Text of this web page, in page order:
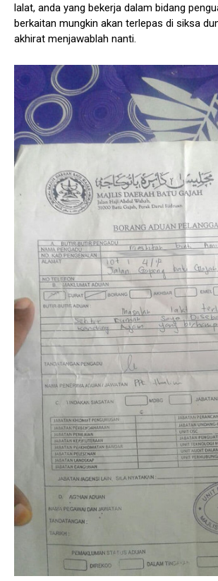
lalat, anda yang bekerja dalam bidang
berkaitan mungkin akan terlepas di siksa
akhirat menjawablah nanti.